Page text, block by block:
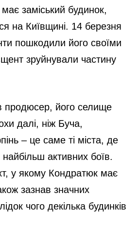
заміський будинок,
на Київщині. 14 березня
пошкодили його своїми
зруйнували частину
продюсер, його селище
далі, ніж Буча,
– це саме ті міста, де
активних боїв.
у якому Кондратюк має
зазнав значних
чого декілька будинків